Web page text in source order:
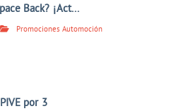
Back? ¡Act...
Promociones Automoción
por 3